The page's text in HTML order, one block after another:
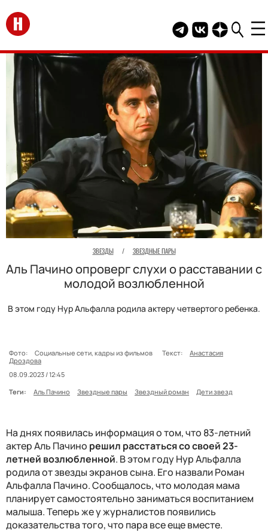
Перейти на главную
Telegram канал
Группа HELLO
Канал
ЗВЕЗДЫ / ЗВЕЗДНЫЕ ПАРЫ
Аль Пачино опроверг слухи о расставании с
молодой возлюбленной
В этом году Нур Альфалла родила актеру четвертого ребенка.
Фото: Социальные сети, кадры из фильмов Текст:
Анастасия
Дроздова
08.09.2023 / 12:45
Теги:
Аль Пачино Звездные пары Звездный роман Дети звезд
На днях появилась информация о том, что 83-летний
актер Аль Пачино решил расстаться со своей 23-
летней возлюбленной. В этом году Нур Альфалла
родила от звезды экранов сына. Его назвали Роман
Альфалла Пачино. Сообщалось, что молодая мама
планирует самостоятельно заниматься воспитанием
малыша. Теперь же у журналистов появились
доказательства того, что пара все еще вместе.